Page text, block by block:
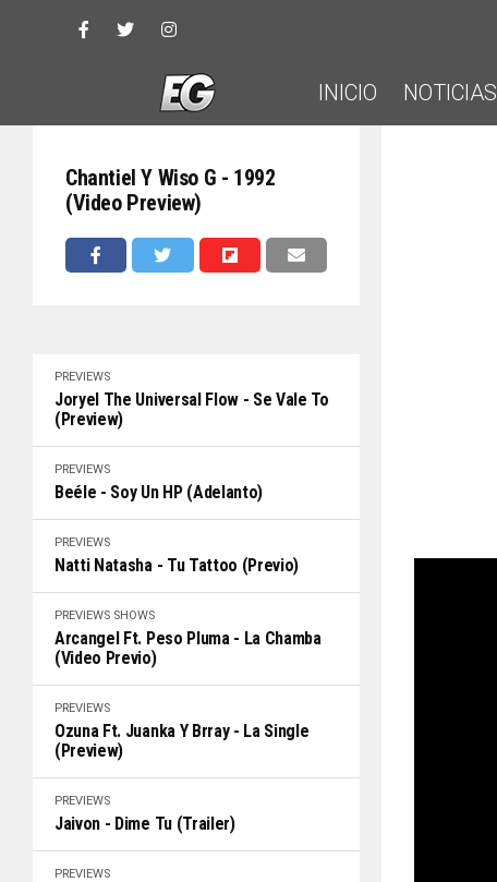
INICIO NOTICIAS
Chantiel Y Wiso G - 1992
(Video Preview)
PREVIEWS
Joryel The Universal Flow - Se Vale To
(Preview)
PREVIEWS
Beéle - Soy Un HP (Adelanto)
PREVIEWS
Natti Natasha - Tu Tattoo (Previo)
PREVIEWS SHOWS
Arcangel Ft. Peso Pluma - La Chamba
(Video Previo)
PREVIEWS
Ozuna Ft. Juanka Y Brray - La Single
(Preview)
PREVIEWS
Jaivon - Dime Tu (Trailer)
PREVIEWS